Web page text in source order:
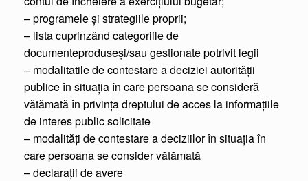
– programele şi strategiile proprii;
– lista cuprinzând categoriile de
documenteproduseşi/sau gestionate potrivit legii
– modalitatile de contestare a deciziei autorităţii
publice în situaţia în care persoana se consideră
vătămată în privinţa dreptului de acces la informaţiile
de interes public solicitate
– modalităţi de contestare a deciziilor în situaţia în
care persoana se consider vătămată
– declaraţii de avere